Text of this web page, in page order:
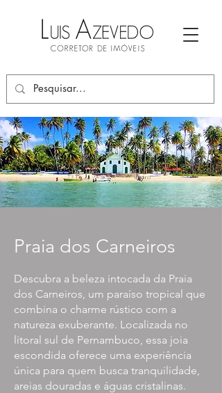
Praia dos Carneiros
Descubra a beleza intocada da Praia
dos Carneiros, um paraíso tropical que
combina o charme rústico com a
natureza exuberante. Localizada no
litoral sul de Pernambuco, essa joia
escondida oferece uma experiência
única para quem busca tranquilidade,
areias douradas e águas cristalinas.